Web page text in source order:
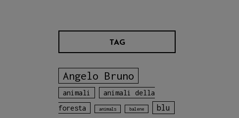
TAG
Angelo Bruno
animali
animali della
foresta
animals balene blu